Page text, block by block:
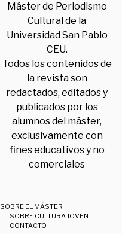
Máster de Periodismo
Cultural de la
Universidad San Pablo
CEU.
Todos los contenidos de
la revista son
redactados, editados y
publicados por los
alumnos del máster,
exclusivamente con
fines educativos y no
comerciales
SOBRE EL MÁSTER
SOBRE CULTURA JOVEN
CONTACTO